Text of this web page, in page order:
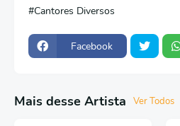
Cantores Diversos
Facebook
Mais desse Artista Ver Todos